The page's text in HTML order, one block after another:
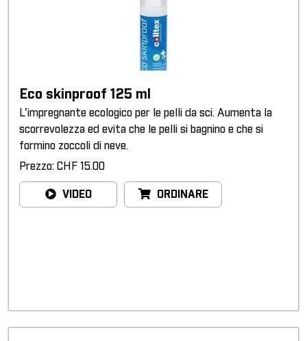
Eco skinproof 125 ml
L'impregnante ecologico per le pelli da sci. Aumenta la
scorrevolezza ed evita che le pelli si bagnino e che si
formino zoccoli di neve.
Prezzo: CHF 15.00
VIDEO ORDINARE